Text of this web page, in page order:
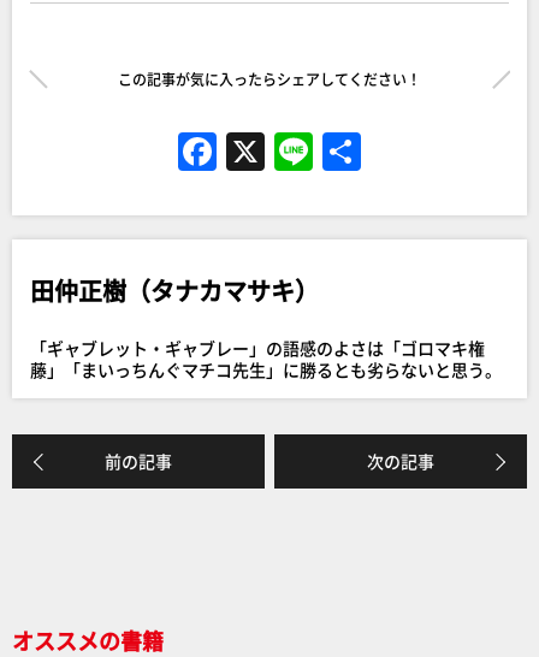
この記事が気に入ったらシェアしてください！
F
a
c
e
b
o
o
k
X Li
n
e
田仲正樹（タナカマサキ）
「ギャブレット・ギャブレー」の語感のよさは「ゴロマキ権
藤」「まいっちんぐマチコ先生」に勝るとも劣らないと思う。
前の記事 次の記事
オススメの書籍